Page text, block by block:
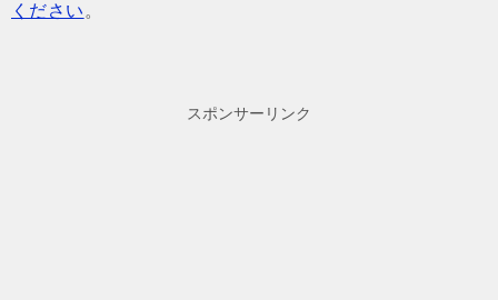
ください 。
スポンサーリンク